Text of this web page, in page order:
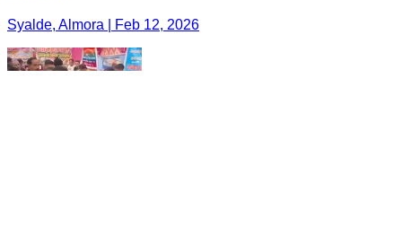
Syalde, Almora | Feb 12, 2026